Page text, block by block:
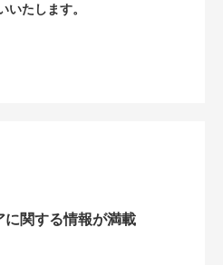
いたします。
に関する情報が満載